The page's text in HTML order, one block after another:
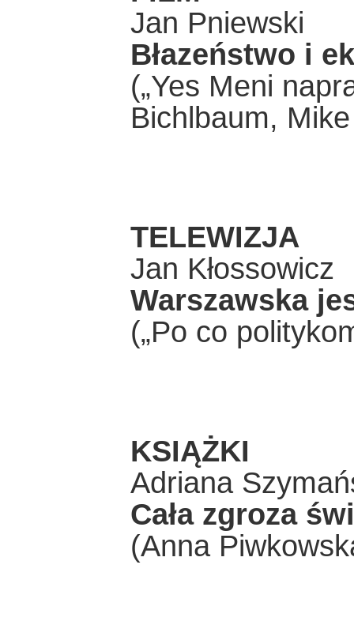
Jan Pniewski
Błazeństwo i
(„Yes Meni
Bichlbaum,
TELEWIZJA
Jan Kłossowicz
Warszawska
(„Po co
KSIĄŻKI
Adriana
Cała zgroza
(Anna